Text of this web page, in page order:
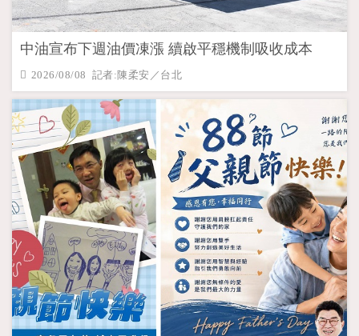
中油宣布下週油價凍漲 續啟平穩機制吸收成本
2026/08/08 記者:陳柔安／台北